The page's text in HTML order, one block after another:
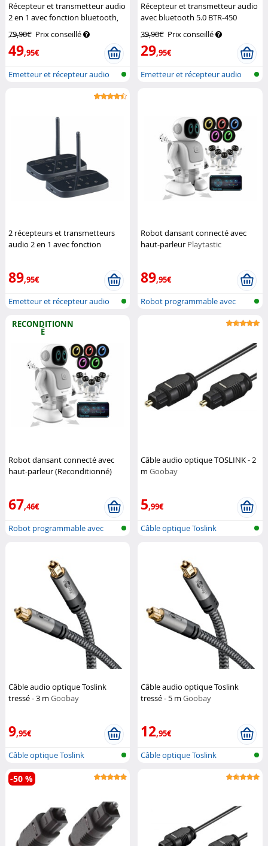
Récepteur et transmetteur audio
2 en 1 avec fonction bluetooth,
Auvisio
79,90€ Prix conseillé
49,95€
Emetteur et récepteur audio
Récepteur et transmetteur audio
avec bluetooth 5.0 BTR-450
39,90€ Prix conseillé
29,95€
Emetteur et récepteur audio
2 récepteurs et transmetteurs
audio 2 en 1 avec fonction
89,95€
Emetteur et récepteur audio
Robot dansant connecté avec
haut-parleur Playtastic
89,95€
Robot programmable avec
RECONDITIONN
É
Robot dansant connecté avec
haut-parleur (Reconditionné)
67,46€
Robot programmable avec
Câble audio optique TOSLINK - 2
mGoobay
5,99€
Câble optique Toslink
Câble audio optique Toslink
tressé - 3 m Goobay
9,95€
Câble optique Toslink
Câble audio optique Toslink
tressé - 5 mGoobay
12,95€
Câble optique Toslink
-50 %